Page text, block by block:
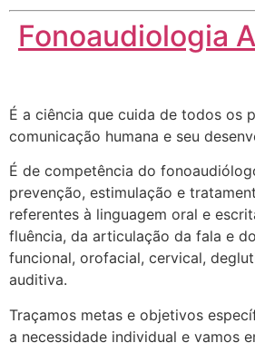
Fonoaudiologia
É a ciência que cuida de todos os
comunicação humana e seu
É de competência do
prevenção, estimulação e
referentes à linguagem oral e
fluência, da articulação da fala e
funcional, orofacial, cervical,
auditiva.
Traçamos metas e objetivos
a necessidade individual e vamos